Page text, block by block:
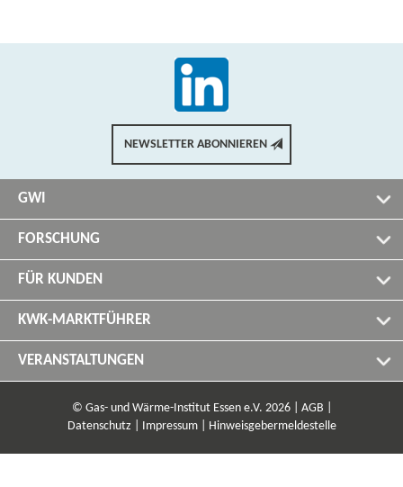
NEWSLETTER ABONNIEREN
GWI
FORSCHUNG
FÜR KUNDEN
KWK-MARKTFÜHRER
VERANSTALTUNGEN
© Gas- und Wärme-Institut Essen e.V. 2026 |
AGB |
Datenschutz |
Impressum | Hinweisgebermeldestelle